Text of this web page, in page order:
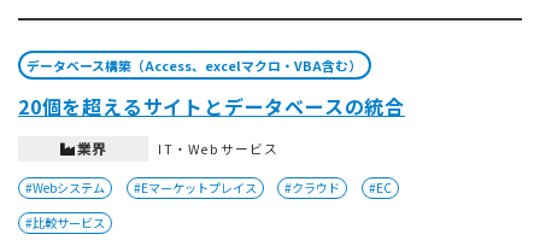
データベース構築（Access、excelマクロ・VBA含む）
20個を超えるサイトとデータベースの統合
業界 IT・Webサービス
#Webシステム #Eマーケットプレイス #クラウド
#EC
#比較サービス